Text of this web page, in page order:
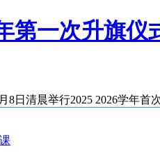
一次升旗仪
日清晨举行2025 2026学年首